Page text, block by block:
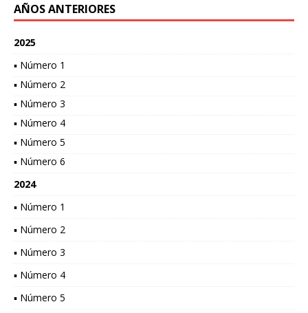
AÑOS ANTERIORES
2025
▪ Número 1
▪ Número 2
▪ Número 3
▪ Número 4
▪ Número 5
▪ Número 6
2024
▪ Número 1
▪ Número 2
▪ Número 3
▪ Número 4
▪ Número 5